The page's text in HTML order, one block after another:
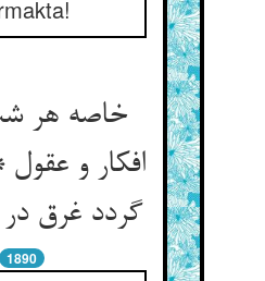
خاصه هر
افکار و
1890